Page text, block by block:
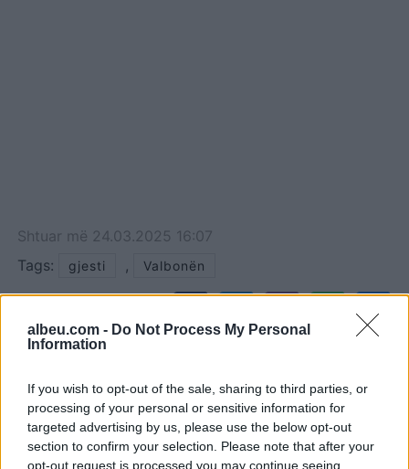
albeu.com - Do Not Process My Personal
Information
If you wish to opt-out of the sale, sharing to third parties, or
processing of your personal or sensitive information for
targeted advertising by us, please use the below opt-out
section to confirm your selection. Please note that after your
opt-out request is processed you may continue seeing
Shtuar më 24.03.2025 16:07
Tags:
gjesti , Valbonën